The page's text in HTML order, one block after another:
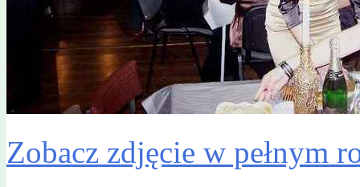
Zobacz zdjęcie w pełnym